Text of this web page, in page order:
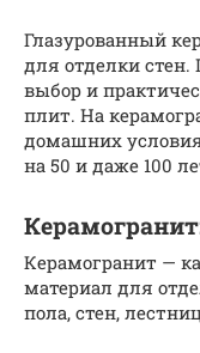
Глазурованный
для отделки
выбор и
плит. На
домашних
на 50 и даже 100
Керамогранит —
материал для
пола, стен,